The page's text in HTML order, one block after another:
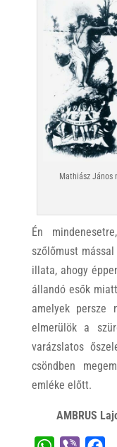
Mathiász János
Én
szőlőmust
illata, ahogy
állandó esők
amelyek persze
elmerülök a
varázslatos
csöndben
emléke előtt.
AMBRUS